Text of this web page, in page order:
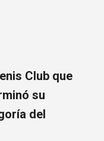
Club que
su
del